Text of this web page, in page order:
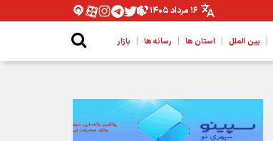
۱۶ مرداد ۱۴۰۵
| بین الملل | استان ها | رسانه ها | بازار